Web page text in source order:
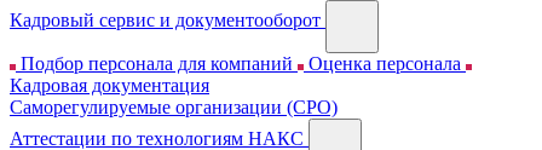
Кадровый сервис и документооборот
Подбор персонала для компаний
Оценка персонала
Кадровая документация
Cаморегулируемые организации (СРО)
Аттестации по технологиям НАКС